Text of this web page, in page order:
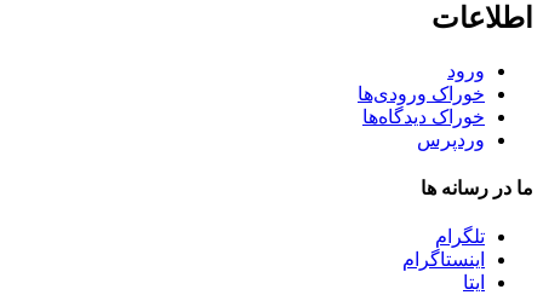
اطلاعات
ورود
خوراک ورودی‌ها
خوراک دیدگاه‌ها
وردپرس
ما در رسانه ها
تلگرام
اینستاگرام
ایتا